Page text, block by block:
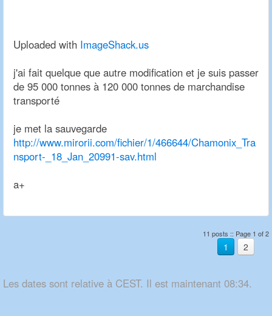
Uploaded with ImageShack.us
j'ai fait quelque que autre modification et je suis passer
de 95 000 tonnes à 120 000 tonnes de marchandise
transporté
je met la sauvegarde
http://www.mirorii.com/fichier/1/466644/Chamonix_Tra
nsport-_18_Jan_20991-sav.html
a+
11 posts :: Page 1 of 2
1 2
Les dates sont relative à CEST. Il est maintenant 08:34.